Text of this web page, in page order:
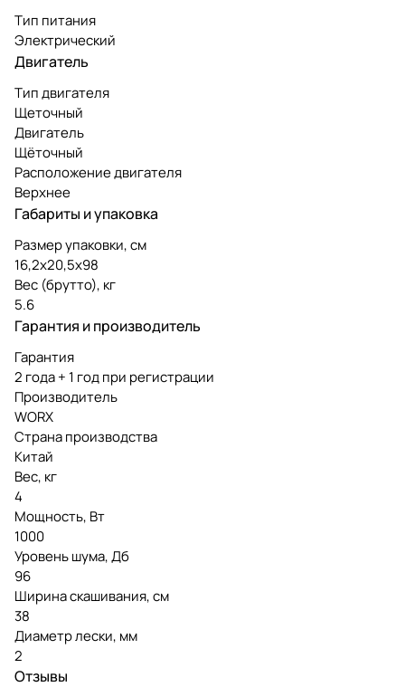
Тип питания
Электрический
Двигатель
Тип двигателя
Щеточный
Двигатель
Щёточный
Расположение двигателя
Верхнее
Габариты и упаковка
Размер упаковки, см
16,2х20,5х98
Вес (брутто), кг
5.6
Гарантия и производитель
Гарантия
2 года + 1 год при регистрации
Производитель
WORX
Страна производства
Китай
Вес, кг
4
Мощность, Вт
1000
Уровень шума, Дб
96
Ширина скашивания, см
38
Диаметр лески, мм
2
Отзывы